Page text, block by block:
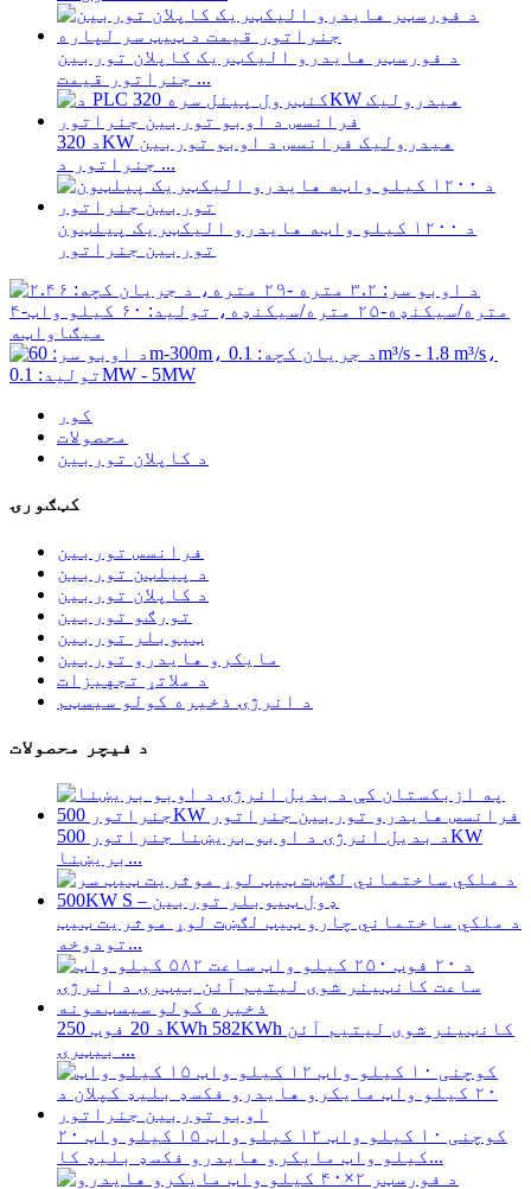
د فورسټر هایدرو الیکټریک کاپلان توربین
جنراتور قیمت ...
د 320KW هیدرولیک فرانسس د اوبو توربین
جنراتور د ...
د ۱۲۰۰ کیلو واټه هایدرو الیکټریک پیلټون
توربین جنراتور
کور
محصولات
د کاپلان توربین
کټګورۍ
فرانسس توربین
د پیلټن توربین
د کاپلان توربین
تورګو توربین
ټیوبلر توربین
مایکرو هایدرو توربین
د ملاتړ تجهیزات
د انرژۍ ذخیره کولو سیسټم
د فیچر محصولات
د بدیل انرژۍ د اوبو بریښنا جنراتور 500KW
بریښنا...
د ملکي ساختماني چارو ټیټ لګښت لوړ موثریت ټیټ
تودوخه...
د 20 فوټ 250KWh 582KWh کانټینر شوی لیتیم آئن
بیټرۍ ...
کوچنی ۱۰ کیلو واټ ۱۲ کیلو واټ ۱۵ کیلو واټ ۲۰
کیلو واټ مایکرو هایدرو فکسډ بلیډ کا...